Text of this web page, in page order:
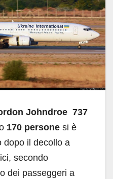
Johndroe 737
170 persone si è
dopo il decollo a
secondo
dei passeggeri a